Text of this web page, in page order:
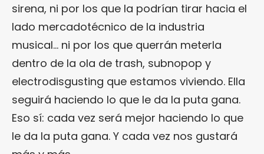
sirena, ni por los que la podrían tirar hacia el
lado mercadotécnico de la industria
musical… ni por los que querrán meterla
dentro de la ola de trash, subnopop y
electrodisgusting que estamos viviendo. Ella
seguirá haciendo lo que le da la puta gana.
Eso sí: cada vez será mejor haciendo lo que
le da la puta gana. Y cada vez nos gustará